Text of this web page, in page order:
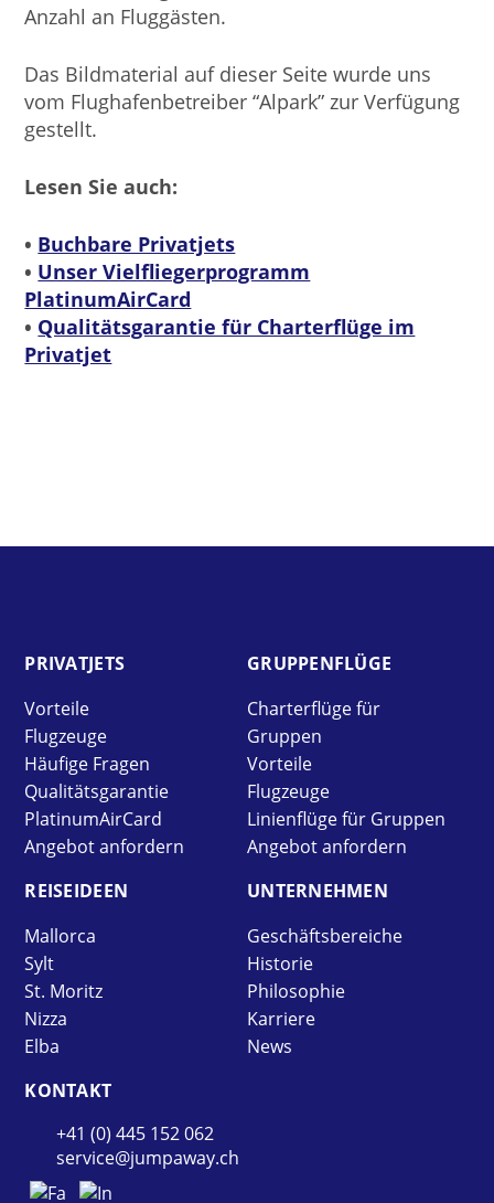
Anzahl an Fluggästen.
Das Bildmaterial auf dieser Seite wurde uns
vom Flughafenbetreiber “Alpark” zur Verfügung
gestellt.
Lesen Sie auch:
• Buchbare Privatjets
• Unser Vielfliegerprogramm
PlatinumAirCard
• Qualitätsgarantie für Charterflüge im
Privatjet
PRIVAT­JETS
Vorteile
Flugzeuge
Häufige Fragen
Qualitätsgarantie
PlatinumAirCard
Angebot anfordern
GRUPPEN­FLÜGE
Charterflüge für
Gruppen
Vorteile
Flugzeuge
Linienflüge für Gruppen
Angebot anfordern
REISE­IDEEN
Mallorca
Sylt
St. Moritz
Nizza
Elba
UNTER­NEHMEN
Geschäftsbereiche
Historie
Philosophie
Karriere
News
KONTAKT
+41 (0) 445 152 062
service@jumpaway.ch